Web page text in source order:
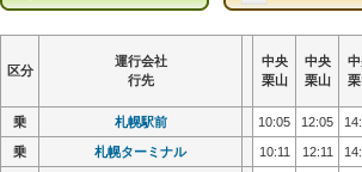
区分
運行会社
行先
中央
栗山
中央
栗山
区分
運行会社
行先
中央
栗山
中央
栗山
区分
運行会社
行先
中央
栗山
中央
栗山
乗 札幌駅前 10:05 12:05
乗 札幌ターミナル 10:11 12:11
区分
運行会社
行先
中央
栗山
中央
栗山
乗 札幌駅前 10:05 12:05
乗 札幌ターミナル 10:11 12:11